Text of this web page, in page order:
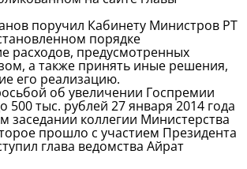
поручил Кабинету Министров РТ
порядке
расходов, предусмотренных
а также принять иные решения,
его реализацию.
об увеличении Госпремии
500 тыс. рублей 27 января 2014 года
заседании коллегии Министерства
прошло с участием Президента
глава ведомства Айрат